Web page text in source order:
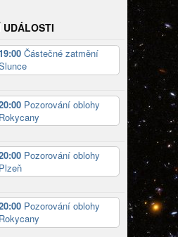
Částečné zatmění
Pozorování oblohy
Rokycany
Pozorování oblohy
Plzeň
Pozorování oblohy
Rokycany